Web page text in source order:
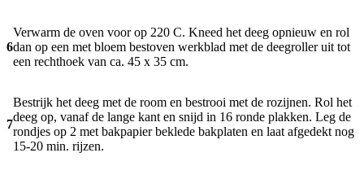
6
Verwarm de oven voor op 220 C. Kneed het deeg opnieuw en rol
dan op een met bloem bestoven werkblad met de deegroller uit tot
een rechthoek van ca. 45 x 35 cm.
7
Bestrijk het deeg met de room en bestrooi met de rozijnen. Rol het
deeg op, vanaf de lange kant en snijd in 16 ronde plakken. Leg de
rondjes op 2 met bakpapier beklede bakplaten en laat afgedekt nog
15-20 min. rijzen.